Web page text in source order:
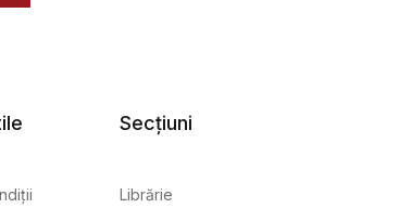
Secțiuni
Librărie